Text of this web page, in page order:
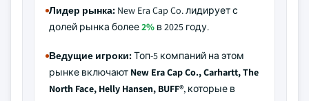
Лидер рынка: New Era Cap Co. лидирует с
долей рынка более2% в 2025 году.
Ведущие игроки:Топ-5 компаний на этом
рынке включают New Era Cap Co., Carhartt, The
North Face, Helly Hansen, BUFF®, которые в